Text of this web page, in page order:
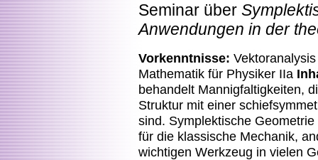
Seminar über
Anwendungen in der
Vorkenntnisse:
Mathematik für Physiker IIa
behandelt Mannigfaltigkeiten,
Struktur mit einer
sind. Symplektische
für die klassische Mechanik,
wichtigen Werkzeug in vielen